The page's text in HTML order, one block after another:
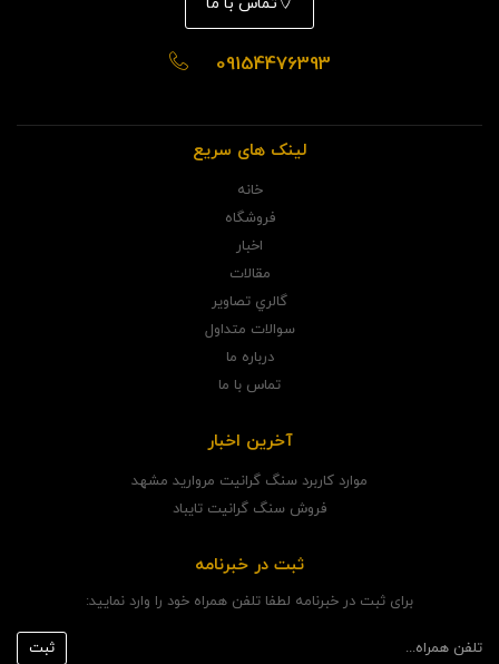
09154476393
لینک های سریع
خانه
فروشگاه
اخبار
مقالات
گالري تصاوير
سوالات متداول
درباره ما
تماس با ما
آخرین اخبار
موارد کاربرد سنگ گرانیت مروارید مشهد
فروش سنگ گرانیت تایباد
ثبت در خبرنامه
برای ثبت در خبرنامه لطفا تلفن همراه خود را وارد نمایید: